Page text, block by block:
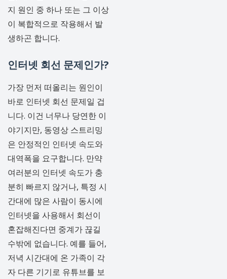
지 원인 중 하나 또는 그 이상
이 복합적으로 작용해서 발
생하곤 합니다.
인터넷 회선 문제인가?
가장 먼저 떠올리는 원인이
바로 인터넷 회선 문제일 겁
니다. 이건 너무나 당연한 이
야기지만, 동영상 스트리밍
은 안정적인 인터넷 속도와
대역폭을 요구합니다. 만약
여러분의 인터넷 속도가 충
분히 빠르지 않거나, 특정 시
간대에 많은 사람이 동시에
인터넷을 사용해서 회선이
혼잡해진다면 중계가 끊길
수밖에 없습니다. 예를 들어,
저녁 시간대에 온 가족이 각
자 다른 기기로 유튜브를 보